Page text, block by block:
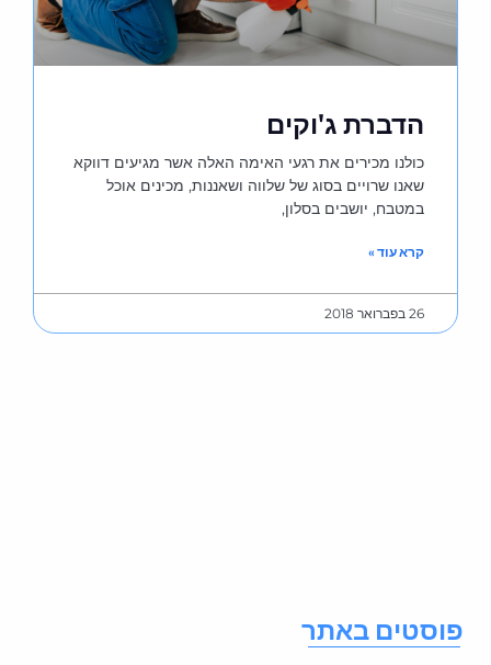
הדברת ג'וקים
כולנו מכירים את רגעי האימה האלה אשר מגיעים דווקא
שאנו שרויים בסוג של שלווה ושאננות, מכינים אוכל
במטבח, יושבים בסלון,
קרא עוד »
באתר